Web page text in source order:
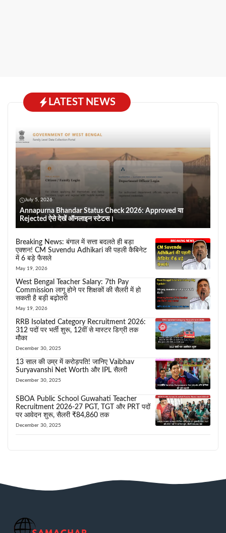
LATEST NEWS
July 5, 2026
Annapurna Bhandar Status Check 2026: Approved या
Rejected ऐसे देखें ऑनलाइन स्टेटस।
Breaking News: बंगाल में सत्ता बदलते ही बड़ा
एक्शन! CM Suvendu Adhikari की पहली कैबिनेट
में 6 बड़े फैसले
May 19, 2026
West Bengal Teacher Salary: 7th Pay
Commission लागू होने पर शिक्षकों की सैलरी में हो
सकती है बड़ी बढ़ोतरी
May 19, 2026
RRB Isolated Category Recruitment 2026:
312 पदों पर भर्ती शुरू, 12वीं से मास्टर डिग्री तक
मौका
December 30, 2025
13 साल की उम्र में करोड़पति! जानिए Vaibhav
Suryavanshi Net Worth और IPL सैलरी
December 30, 2025
SBOA Public School Guwahati Teacher
Recruitment 2026-27 PGT, TGT और PRT पदों
पर आवेदन शुरू, सैलरी ₹84,860 तक
December 30, 2025